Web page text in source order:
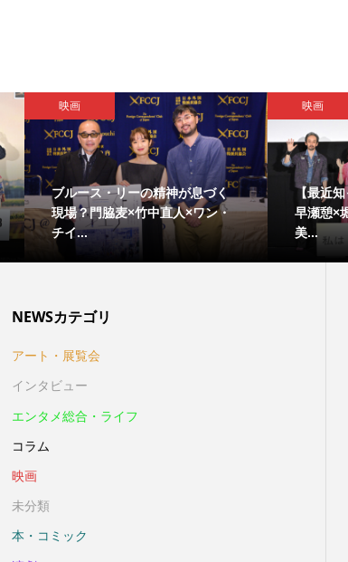
映画
ブルース・リーの精神が息づく
現場？門脇麦×竹中直人×ワン・
チイ...
映画
【最近
早瀬憩×
美...
NEWSカテゴリ
アート・展覧会
インタビュー
エンタメ総合・ライフ
コラム
映画
未分類
本・コミック